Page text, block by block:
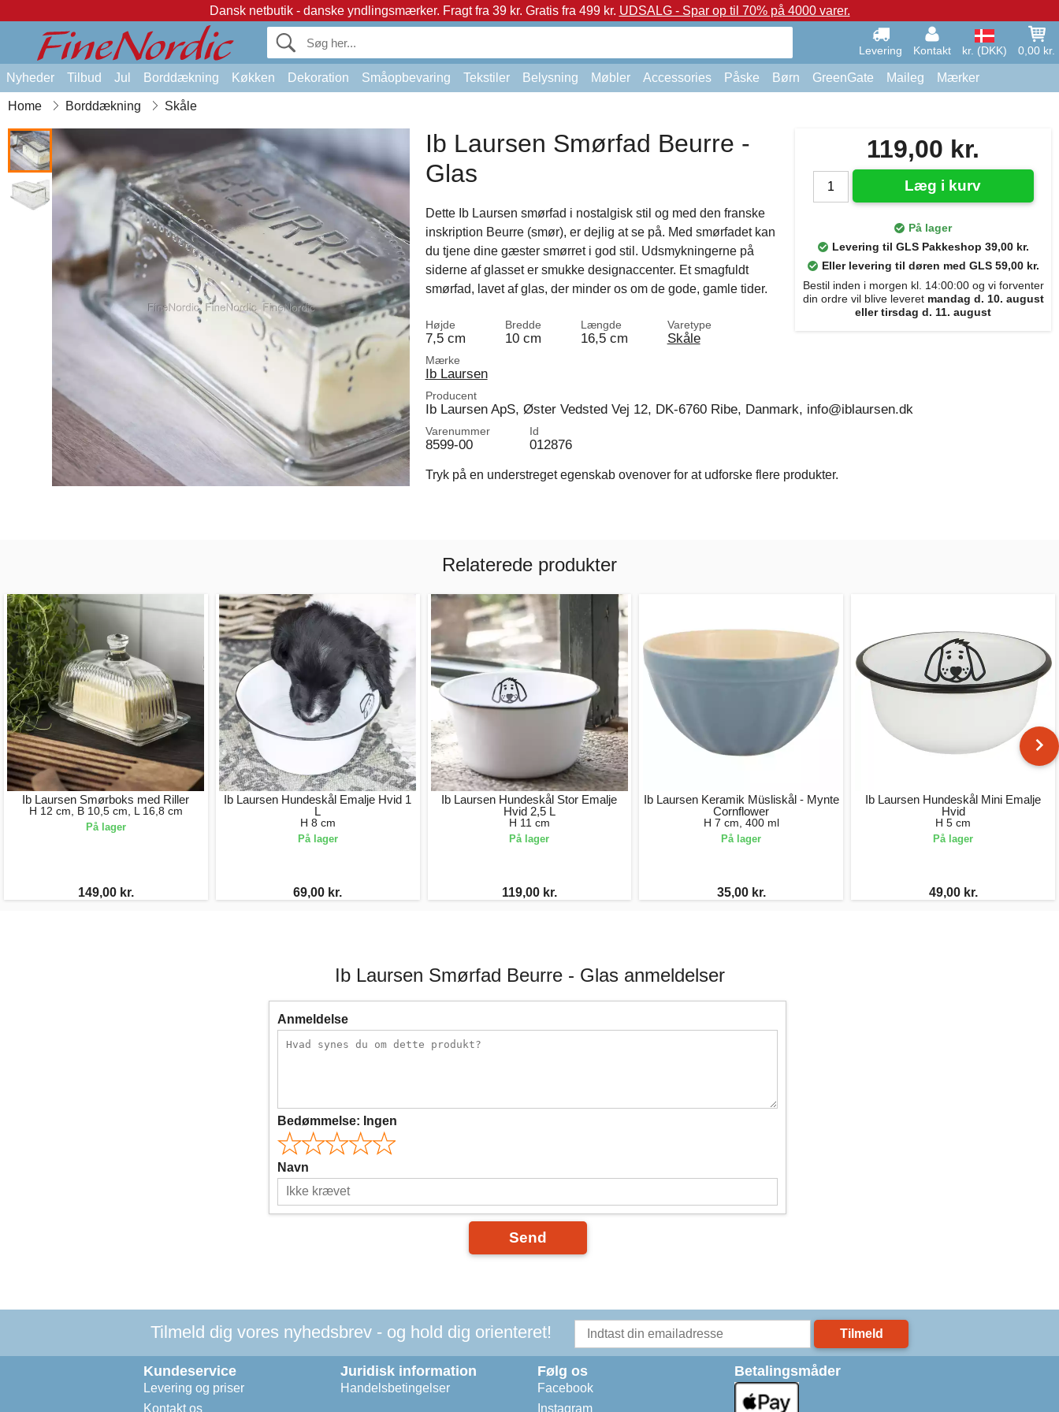
Dansk netbutik - danske yndlingsmærker. Fragt fra 39 kr. Gratis fra 499 kr. UDSALG - Spar op til 70% på 4000 varer.
Levering Kontakt kr. (DKK) 0,00 kr.
Nyheder Tilbud Jul Borddækning Køkken Dekoration Småopbevaring Tekstiler Belysning Møbler Accessories Påske Børn GreenGate Maileg Mærker
Home Borddækning Skåle
119,00 kr.
Læg i kurv
På lager
Levering til GLS Pakkeshop 39,00 kr.
Eller levering til døren med GLS 59,00 kr.
Bestil inden i morgen kl. 14:00:00 og vi forventer
din ordre vil blive leveret mandag d. 10. august
eller tirsdag d. 11. august
Ib Laursen Smørfad Beurre -
Glas
Dette Ib Laursen smørfad i nostalgisk stil og med den franske
inskription Beurre (smør), er dejlig at se på. Med smørfadet kan
du tjene dine gæster smørret i god stil. Udsmykningerne på
siderne af glasset er smukke designaccenter. Et smagfuldt
smørfad, lavet af glas, der minder os om de gode, gamle tider.
Højde
7,5 cm
Bredde
10 cm
Længde
16,5 cm
Varetype
Skåle
Mærke
Ib Laursen
Producent
Ib Laursen ApS, Øster Vedsted Vej 12, DK-6760 Ribe, Danmark, info@iblaursen.dk
Varenummer
8599-00
Id
012876
Tryk på en understreget egenskab ovenover for at udforske flere produkter.
Relaterede produkter
Ib Laursen Smørboks med Riller
H 12 cm, B 10,5 cm, L 16,8 cm
På lager
149,00 kr.
Ib Laursen Hundeskål Emalje Hvid 1
L
H 8 cm
På lager
69,00 kr.
Ib Laursen Hundeskål Stor Emalje
Hvid 2,5 L
H 11 cm
På lager
119,00 kr.
Ib Laursen Keramik Müsliskål - Mynte
Cornflower
H 7 cm, 400 ml
På lager
35,00 kr.
Ib Laursen Hundeskål Mini Emalje
Hvid
H 5 cm
På lager
49,00 kr.
Ib Laursen Smørfad Beurre - Glas anmeldelser
Anmeldelse
Bedømmelse: Ingen
Navn
Send
Tilmeld dig vores nyhedsbrev - og hold dig orienteret! Tilmeld
Kundeservice
Levering og priser
Kontakt os
Juridisk information
Handelsbetingelser
Følg os
Facebook
Instagram
Betalingsmåder